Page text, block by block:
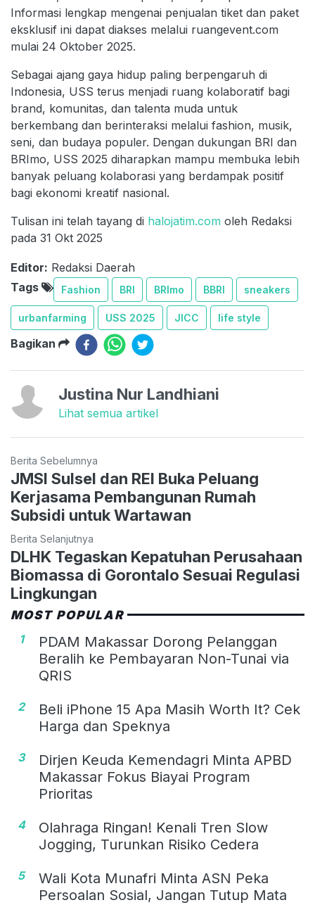
Informasi lengkap mengenai penjualan tiket dan paket
eksklusif ini dapat diakses melalui ruangevent.com
mulai 24 Oktober 2025.
Sebagai ajang gaya hidup paling berpengaruh di
Indonesia, USS terus menjadi ruang kolaboratif bagi
brand, komunitas, dan talenta muda untuk
berkembang dan berinteraksi melalui fashion, musik,
seni, dan budaya populer. Dengan dukungan BRI dan
BRImo, USS 2025 diharapkan mampu membuka lebih
banyak peluang kolaborasi yang berdampak positif
bagi ekonomi kreatif nasional.
Tulisan ini telah tayang di halojatim.com oleh Redaksi
pada 31 Okt 2025
Editor: Redaksi Daerah
Tags
Fashion BRI BRImo BBRI sneakers
urbanfarming USS 2025 JICC life style
Bagikan
Justina Nur Landhiani
Lihat semua artikel
Berita Sebelumnya
JMSI Sulsel dan REI Buka Peluang
Kerjasama Pembangunan Rumah
Subsidi untuk Wartawan
Berita Selanjutnya
DLHK Tegaskan Kepatuhan Perusahaan
Biomassa di Gorontalo Sesuai Regulasi
Lingkungan
MOST POPULAR
1
PDAM Makassar Dorong Pelanggan
Beralih ke Pembayaran Non-Tunai via
QRIS
2
Beli iPhone 15 Apa Masih Worth It? Cek
Harga dan Speknya
3
Dirjen Keuda Kemendagri Minta APBD
Makassar Fokus Biayai Program
Prioritas
4
Olahraga Ringan! Kenali Tren Slow
Jogging, Turunkan Risiko Cedera
5
Wali Kota Munafri Minta ASN Peka
Persoalan Sosial, Jangan Tutup Mata